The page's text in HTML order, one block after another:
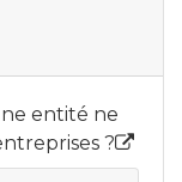
entité ne
?